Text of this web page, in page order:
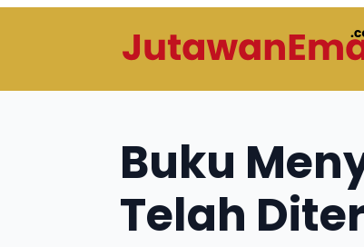
Buku
Telah